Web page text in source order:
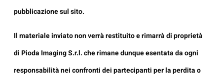
pubblicazione sul sito.
Il materiale inviato non verrà restituito e rimarrà di proprietà
di Pioda Imaging S.r.l. che rimane dunque esentata da ogni
responsabilità nei confronti dei partecipanti per la perdita o